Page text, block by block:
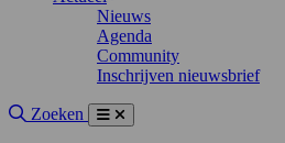
Nieuws
Agenda
Community
Inschrijven nieuwsbrief
Site doorzoeken
Zoeken
Menu
Sluiten